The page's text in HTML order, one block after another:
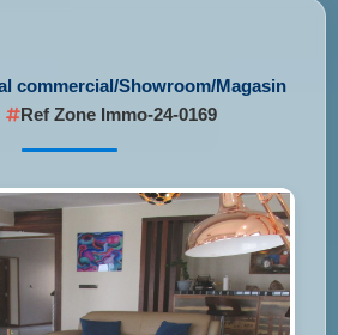
commercial/Showroom/Magasin
Ref Zone Immo-24-0169